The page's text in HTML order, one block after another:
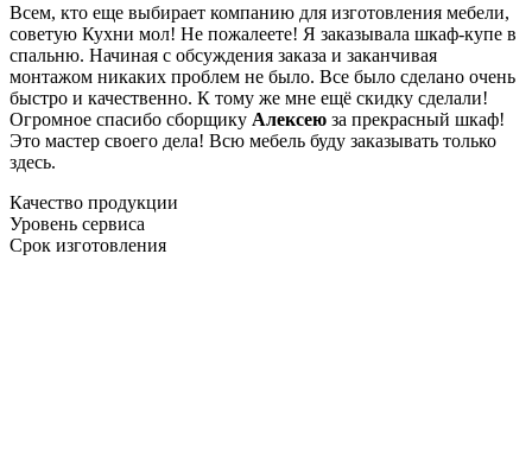
Всем, кто еще выбирает компанию для изготовления мебели,
советую Кухни мол! Не пожалеете! Я заказывала шкаф-купе в
спальню. Начиная с обсуждения заказа и заканчивая
монтажом никаких проблем не было. Все было сделано очень
быстро и качественно. К тому же мне ещё скидку сделали!
Огромное спасибо сборщику Алексею за прекрасный шкаф!
Это мастер своего дела! Всю мебель буду заказывать только
здесь.
Качество продукции
Уровень сервиса
Срок изготовления